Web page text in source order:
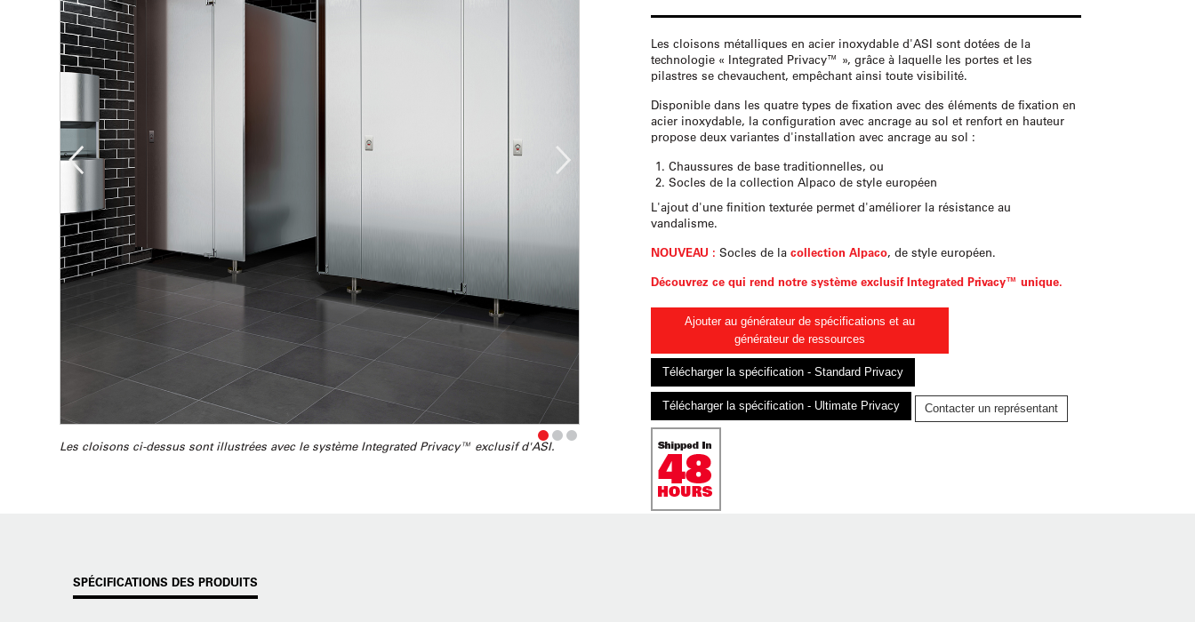
Les cloisons ci-dessus sont illustrées avec le système Integrated Privacy™ exclusif d'ASI.
Les cloisons métalliques en acier inoxydable d'ASI sont dotées de la
technologie « Integrated Privacy™ », grâce à laquelle les portes et les
pilastres se chevauchent, empêchant ainsi toute visibilité.
Disponible dans les quatre types de fixation avec des éléments de fixation en
acier inoxydable, la configuration avec ancrage au sol et renfort en hauteur
propose deux variantes d'installation avec ancrage au sol :
Chaussures de base traditionnelles, ou
Socles de la collection Alpaco de style européen
L'ajout d'une finition texturée permet d'améliorer la résistance au
vandalisme.
NOUVEAU : Socles de lacollection Alpaco, de style européen.
Découvrez ce qui rend notre système exclusif Integrated Privacy™ unique.
Ajouter au générateur de spécifications et au
générateur de ressources
Télécharger la spécification - Standard Privacy
Télécharger la spécification - Ultimate Privacy Contacter un représentant
SPÉCIFICATIONS DES PRODUITS